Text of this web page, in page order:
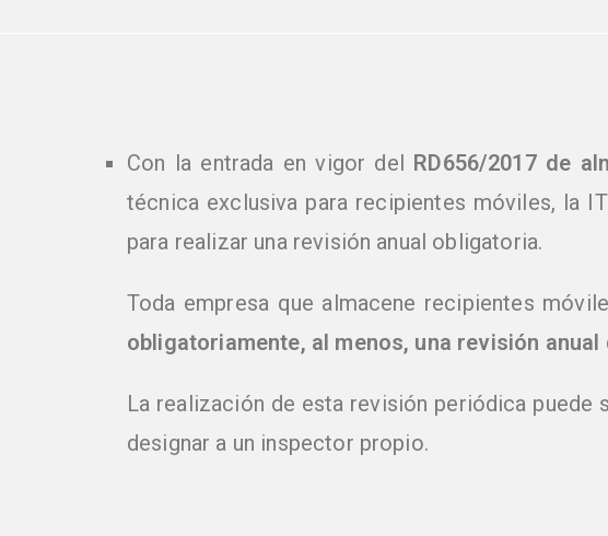
Con la entrada en vigor del RD656/2017 de
técnica exclusiva para recipientes móviles, la
para realizar una revisión anual obligatoria.
Toda empresa que almacene recipientes
obligatoriamente, al menos, una revisión
La realización de esta revisión periódica
designar a un inspector propio.